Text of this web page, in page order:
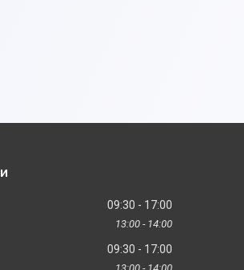
09:30 17:00
13:00 14:00
09:30 17:00